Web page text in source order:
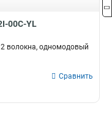
00C-YL
2 волокна, одномодовый
Сравнить